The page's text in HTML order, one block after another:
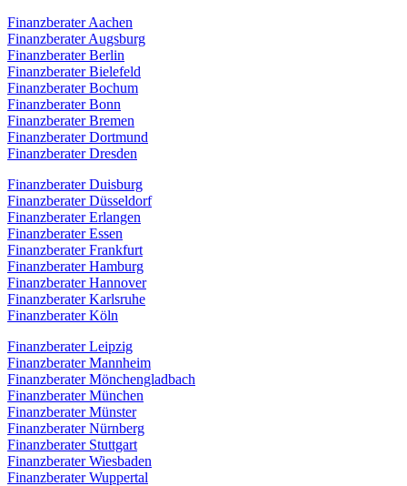
Finanzberater Aachen
Finanzberater Augsburg
Finanzberater Berlin
Finanzberater Bielefeld
Finanzberater Bochum
Finanzberater Bonn
Finanzberater Bremen
Finanzberater Dortmund
Finanzberater Dresden
Finanzberater Duisburg
Finanzberater Düsseldorf
Finanzberater Erlangen
Finanzberater Essen
Finanzberater Frankfurt
Finanzberater Hamburg
Finanzberater Hannover
Finanzberater Karlsruhe
Finanzberater Köln
Finanzberater Leipzig
Finanzberater Mannheim
Finanzberater Mönchengladbach
Finanzberater München
Finanzberater Münster
Finanzberater Nürnberg
Finanzberater Stuttgart
Finanzberater Wiesbaden
Finanzberater Wuppertal